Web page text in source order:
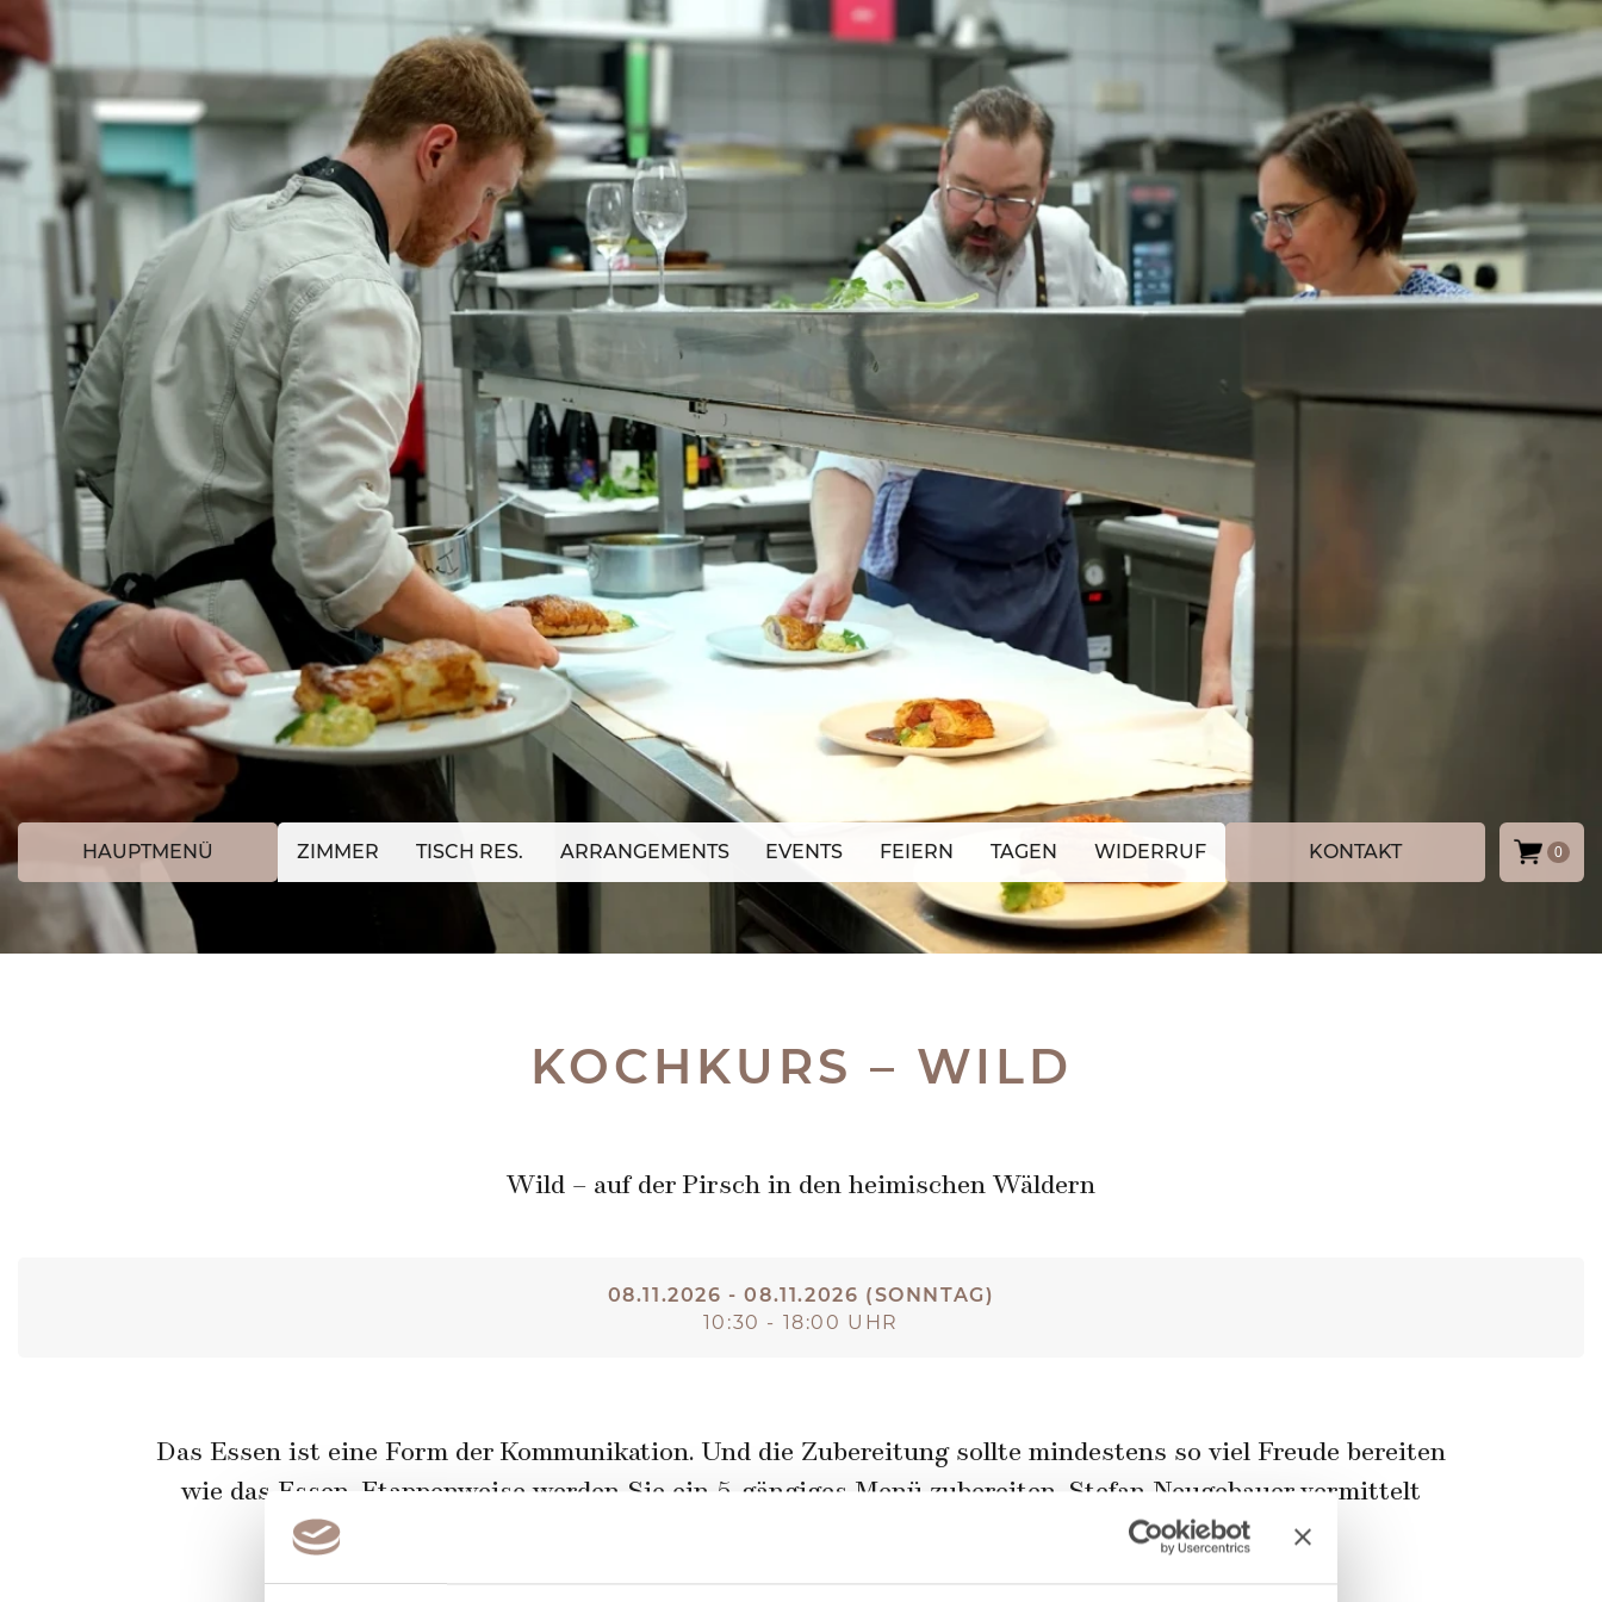
HAUPTMENÜ ZIMMER TISCH RES. ARRANGEMENTS EVENTS FEIERN TAGEN WIDERRUF KONTAKT 0
KOCHKURS – WILD
Wild – auf der Pirsch in den heimischen Wäldern
08.11.2026 - 08.11.2026 (SONNTAG)
10:30 - 18:00 UHR
Das Essen ist eine Form der Kommunikation. Und die Zubereitung sollte mindestens so viel Freude bereiten
wie das Essen. Etappenweise werden Sie ein 5-gängiges Menü zubereiten. Stefan Neugebauer vermittelt
persönlich einfache und anspruchsvolle Tipps und Tricks.
Ganz unter dem Motto: Nicht zusehen, probieren macht den Koch.